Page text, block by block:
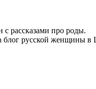
рассказами про роды.
блог русской женщины